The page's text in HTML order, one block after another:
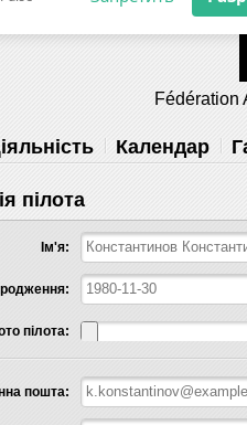
сайту fau.ua
на рабочий стол
Запретить
Fédération
Календар
пілота
Ім'я:
пілота:
пошта: